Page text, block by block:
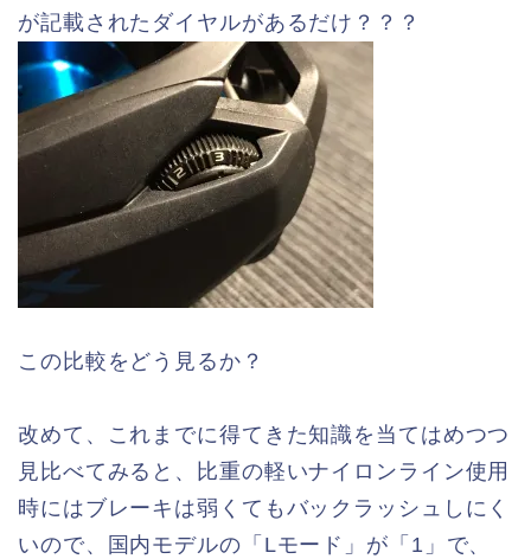
が記載されたダイヤルがあるだけ？？？
この比較をどう見るか？
改めて、これまでに得てきた知識を当てはめつつ
見比べてみると、比重の軽いナイロンライン使用
時にはブレーキは弱くてもバックラッシュしにく
いので、国内モデルの「Lモード」が「1」で、